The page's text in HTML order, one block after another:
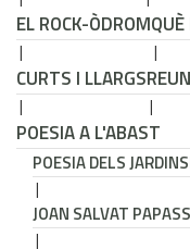
EL ROCK-ÒDROM
CURTS I LLARGS
POESIA A L'ABAST
POESIA DELS JARDINS
JOAN SALVAT